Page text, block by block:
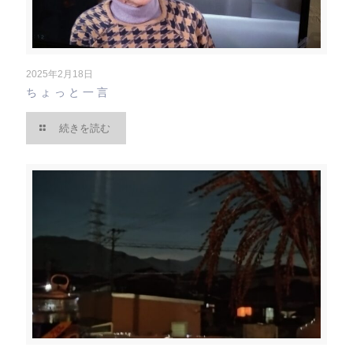
2025年2月18日
ちょっと一言
続きを読む